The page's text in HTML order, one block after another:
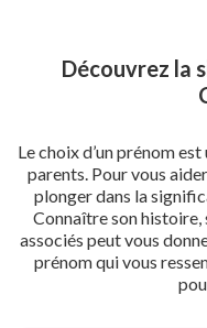
Découvrez la
Le choix d’un prénom
parents. Pour vous
plonger dans la
Connaître son histoire,
associés peut vous
prénom qui vous